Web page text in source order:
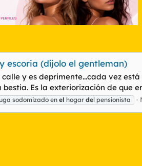
escoria (díjolo el gentleman)
y es deprimente...cada vez
Es la exteriorización de que
sodomizado en el hogar del pensionista